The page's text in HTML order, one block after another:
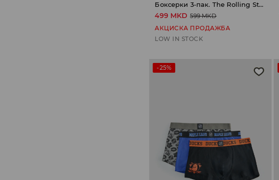
Боксерки 3-пак. The Rolling Stones
499 MKD 599 MKD
АКЦИСКА ПРОДАЖБА
LOW IN STOCK
-25%